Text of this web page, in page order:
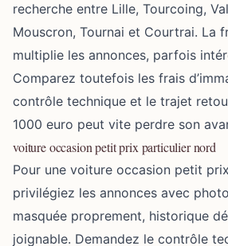
recherche entre Lille, Tourcoing,
Mouscron, Tournai et Courtrai. La
multiplie les annonces, parfois
Comparez toutefois les frais
contrôle technique et le trajet
1000 euro peut vite perdre son
voiture occasion petit prix particulier nord
Pour une voiture occasion petit
privilégiez les annonces avec
masquée proprement, historique
joignable. Demandez le contrôle